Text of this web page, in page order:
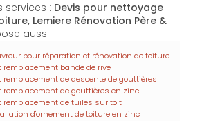
services : Devis pour nettoyage
Lemiere Rénovation Père &
aussi :
pour réparation et rénovation de toiture
bande de rive
de descente de gouttières
de gouttières en zinc
remplacement de tuiles sur toit
d'ornement de toiture en zinc